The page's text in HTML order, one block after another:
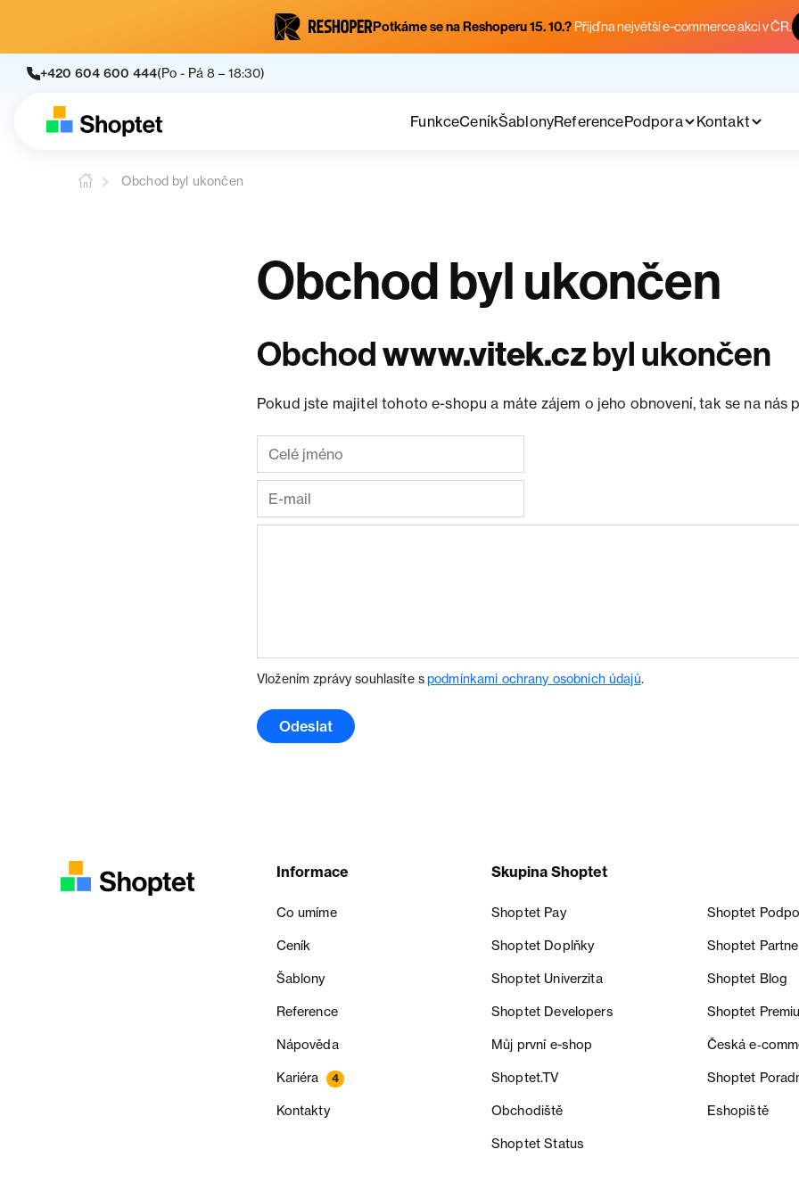
Potkáme se na Reshoperu 15. 10.? Přijď na největší e-commerce akci v ČR.
+420 604 600 444(Po - Pá 8 – 18:30)
FunkceCeníkŠablonyReferencePodpora Kontakt
Obchod byl ukončen
Obchod byl ukončen
Obchodwww.vitek.czbyl ukončen
Pokud jste majitel tohoto e-shopu a máte zájem o jeho obnovení, tak se na nás
Vložením zprávy souhlasíte spodmínkami ochrany osobních údajů.
Odeslat
Informace
Co umíme
Ceník
Šablony
Reference
Nápověda
Kariéra 4
Kontakty
Skupina Shoptet
Shoptet Pay Shoptet
Shoptet Doplňky Shoptet
Shoptet Univerzita Shoptet Blog
Shoptet Developers Shoptet
Můj první e-shop Česká
Shoptet.TV Shoptet
Obchodiště Eshopiště
Shoptet Status